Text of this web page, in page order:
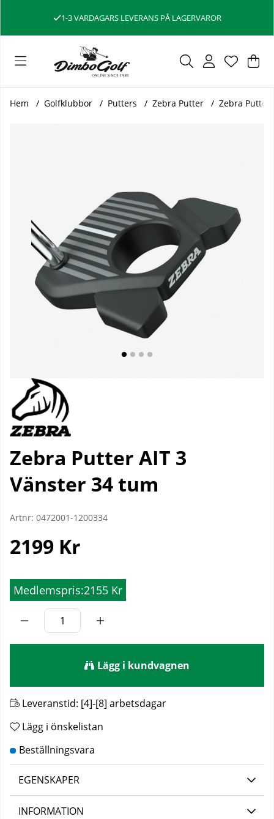
1-3 VARDAGARS LEVERANS PÅ LAGERVAROR
.
Hem Golfklubbor Putters Zebra Putter Zebra Putter
Zebra Putter AIT 3
Vänster 34 tum
Artnr: 0472001-1200334
2199 Kr
Medlemspris:2155 Kr
Lägg i kundvagnen
Leveranstid: [4]-[8] arbetsdagar
Lägg i önskelistan
EGENSKAPER
INFORMATION